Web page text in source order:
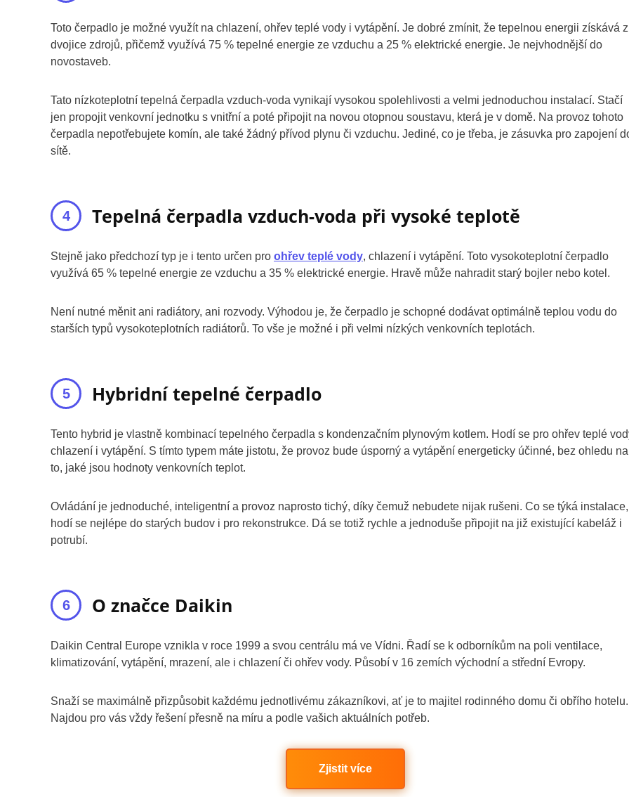
Toto čerpadlo je možné využít na chlazení, ohřev teplé vody i vytápění. Je dobré zmínit, že tepelnou energii získává z
dvojice zdrojů, přičemž využívá 75 % tepelné energie ze vzduchu a 25 % elektrické energie. Je nejvhodnější do
novostaveb.
Tato nízkoteplotní tepelná čerpadla vzduch-voda vynikají vysokou spolehlivosti a velmi jednoduchou instalací. Stačí
jen propojit venkovní jednotku s vnitřní a poté připojit na novou otopnou soustavu, která je v domě. Na provoz tohoto
čerpadla nepotřebujete komín, ale také žádný přívod plynu či vzduchu. Jediné, co je třeba, je zásuvka pro zapojení
sítě.
Tepelná čerpadla vzduch-voda při vysoké teplotě
Stejně jako předchozí typ je i tento určen pro ohřev teplé vody, chlazení i vytápění. Toto vysokoteplotní čerpadlo
využívá 65 % tepelné energie ze vzduchu a 35 % elektrické energie. Hravě může nahradit starý bojler nebo kotel.
Není nutné měnit ani radiátory, ani rozvody. Výhodou je, že čerpadlo je schopné dodávat optimálně teplou vodu do
starších typů vysokoteplotních radiátorů. To vše je možné i při velmi nízkých venkovních teplotách.
Hybridní tepelné čerpadlo
Tento hybrid je vlastně kombinací tepelného čerpadla s kondenzačním plynovým kotlem. Hodí se pro ohřev teplé
chlazení i vytápění. S tímto typem máte jistotu, že provoz bude úsporný a vytápění energeticky účinné, bez ohledu na
to, jaké jsou hodnoty venkovních teplot.
Ovládání je jednoduché, inteligentní a provoz naprosto tichý, díky čemuž nebudete nijak rušeni. Co se týká instalace,
hodí se nejlépe do starých budov i pro rekonstrukce. Dá se totiž rychle a jednoduše připojit na již existující kabeláž i
potrubí.
O značce Daikin
Daikin Central Europe vznikla v roce 1999 a svou centrálu má ve Vídni. Řadí se k odborníkům na poli ventilace,
klimatizování, vytápění, mrazení, ale i chlazení či ohřev vody. Působí v 16 zemích východní a střední Evropy.
Snaží se maximálně přizpůsobit každému jednotlivému zákazníkovi, ať je to majitel rodinného domu či obřího hotelu.
Najdou pro vás vždy řešení přesně na míru a podle vašich aktuálních potřeb.
Zjistit více